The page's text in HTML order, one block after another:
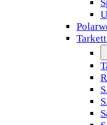
Tarkett